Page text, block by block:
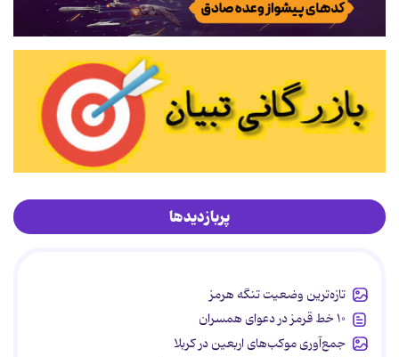
پربازدیدها
تازه‌ترین وضعیت تنگه هرمز
۱۰ خط قرمز در دعوای همسران
جمع‌آوری موکب‌های اربعین در کربلا